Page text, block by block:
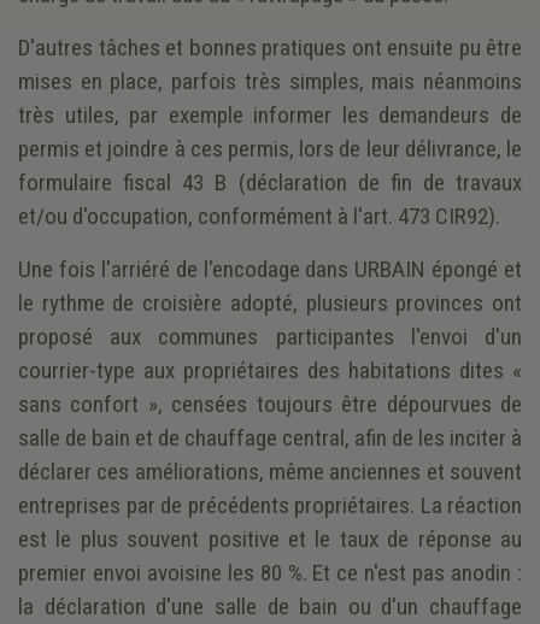
D'autres tâches et bonnes pratiques ont ensuite pu être
mises en place, parfois très simples, mais néanmoins
très utiles, par exemple informer les demandeurs de
permis et joindre à ces permis, lors de leur délivrance, le
formulaire fiscal 43 B (déclaration de fin de travaux
et/ou d'occupation, conformément à l'art. 473 CIR92).
Une fois l'arriéré de l'encodage dans URBAIN épongé et
le rythme de croisière adopté, plusieurs provinces ont
proposé aux communes participantes l'envoi d'un
courrier-type aux propriétaires des habitations dites «
sans confort », censées toujours être dépourvues de
salle de bain et de chauffage central, afin de les inciter à
déclarer ces améliorations, même anciennes et souvent
entreprises par de précédents propriétaires. La réaction
est le plus souvent positive et le taux de réponse au
premier envoi avoisine les 80 %. Et ce n'est pas anodin :
la déclaration d'une salle de bain ou d'un chauffage